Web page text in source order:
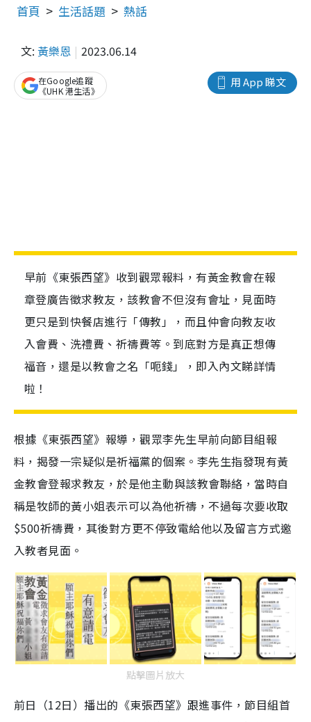
首頁 生活話題 熱話
文: 黃樂恩 2023.06.14
用 App 睇文
在Google追蹤
《UHK 港生活》
早前《東張西望》收到觀眾報料，有黃金教會在報
章登廣告徵求教友，該教會不但沒有會址，見面時
更只是到快餐店進行「傳教」，而且仲會向教友收
入會費、洗禮費、祈禱費等。到底對方是真正想傳
福音，還是以教會之名「呃錢」，即入內文睇詳情
啦！
根據《東張西望》報導，觀眾李先生早前向節目組報
料，揭發一宗疑似是祈福黨的個案。李先生指發現有黃
金教會登報求教友，於是他主動與該教會聯絡，當時自
稱是牧師的黃小姐表示可以為他祈禱，不過每次要收取
$500祈禱費，其後對方更不停致電給他以及留言方式邀
入教者見面。
點擊圖片放大
前日（12日）播出的《東張西望》跟進事件，節目組首